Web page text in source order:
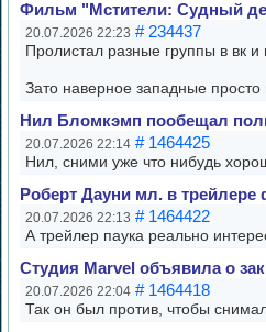
Фильм "Мстители: Судный
20.07.2026 22:23 # 234437
Пролистал разные группы в вк и
Зато наверное западные просто
Нил Бломкэмп пообещал
20.07.2026 22:14 # 1464425
Нил, сними уже что нибудь
Роберт Дауни мл. в
20.07.2026 22:13 # 1464422
А трейлер паука реально
Студия Marvel объявила о
20.07.2026 22:04 # 1464418
Так он был против, чтобы